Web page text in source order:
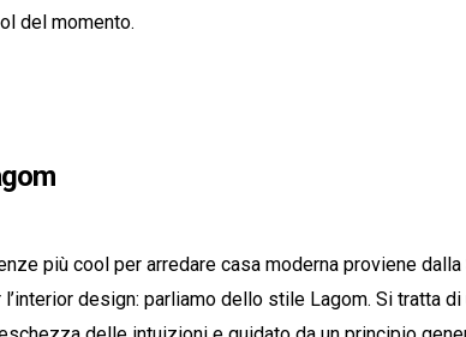
del momento.
più cool per arredare casa moderna proviene
design: parliamo dello stile Lagom. Si tratta